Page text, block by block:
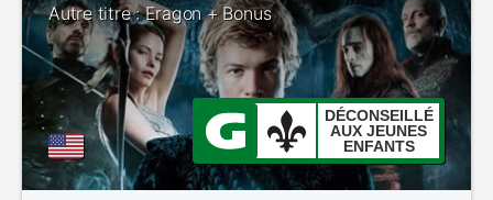
Autre titre : Eragon + Bonus
DÉCONSEILLÉ
AUX JEUNES
ENFANTS